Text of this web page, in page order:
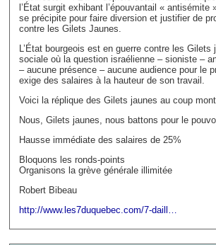
l’État surgit exhibant l’épouvantail «
se précipite pour faire diversion et justifier de
contre les Gilets Jaunes.
L’État bourgeois est en guerre contre les
sociale où la question israélienne – sioniste –
– aucune présence – aucune audience pour le
exige des salaires à la hauteur de son travail.
Voici la réplique des Gilets jaunes au coup
Nous, Gilets jaunes, nous battons pour le
Hausse immédiate des salaires de 25%
Bloquons les ronds-points
Organisons la grève générale illimitée
Robert Bibeau
http://www.les7duquebec.com/7-daill…